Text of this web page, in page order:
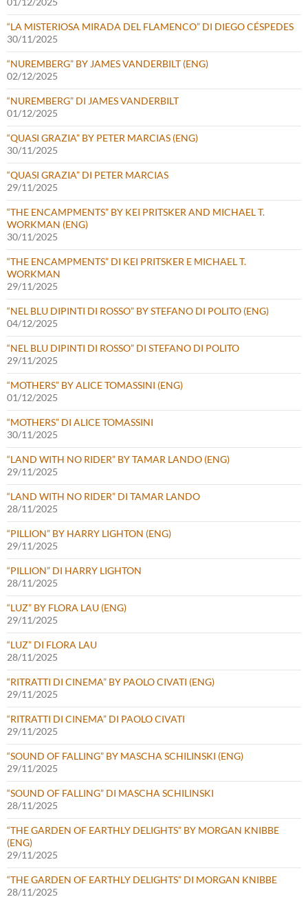
“LA MISTERIOSA MIRADA DEL FLAMENCO” DI DIEGO CÉSPEDES
30/11/2025
“NUREMBERG” BY JAMES VANDERBILT (ENG)
02/12/2025
“NUREMBERG” DI JAMES VANDERBILT
01/12/2025
“QUASI GRAZIA” BY PETER MARCIAS (ENG)
30/11/2025
“QUASI GRAZIA” DI PETER MARCIAS
29/11/2025
“THE ENCAMPMENTS” BY KEI PRITSKER AND MICHAEL T.
WORKMAN (ENG)
30/11/2025
“THE ENCAMPMENTS” DI KEI PRITSKER E MICHAEL T.
WORKMAN
29/11/2025
“NEL BLU DIPINTI DI ROSSO” BY STEFANO DI POLITO (ENG)
04/12/2025
“NEL BLU DIPINTI DI ROSSO” DI STEFANO DI POLITO
29/11/2025
“MOTHERS” BY ALICE TOMASSINI (ENG)
01/12/2025
“MOTHERS” DI ALICE TOMASSINI
30/11/2025
“LAND WITH NO RIDER” BY TAMAR LANDO (ENG)
29/11/2025
“LAND WITH NO RIDER” DI TAMAR LANDO
28/11/2025
“PILLION” BY HARRY LIGHTON (ENG)
29/11/2025
“PILLION” DI HARRY LIGHTON
28/11/2025
“LUZ” BY FLORA LAU (ENG)
29/11/2025
“LUZ” DI FLORA LAU
28/11/2025
“RITRATTI DI CINEMA” BY PAOLO CIVATI (ENG)
29/11/2025
“RITRATTI DI CINEMA” DI PAOLO CIVATI
29/11/2025
“SOUND OF FALLING” BY MASCHA SCHILINSKI (ENG)
29/11/2025
“SOUND OF FALLING” DI MASCHA SCHILINSKI
28/11/2025
“THE GARDEN OF EARTHLY DELIGHTS” BY MORGAN KNIBBE
(ENG)
29/11/2025
“THE GARDEN OF EARTHLY DELIGHTS” DI MORGAN KNIBBE
28/11/2025